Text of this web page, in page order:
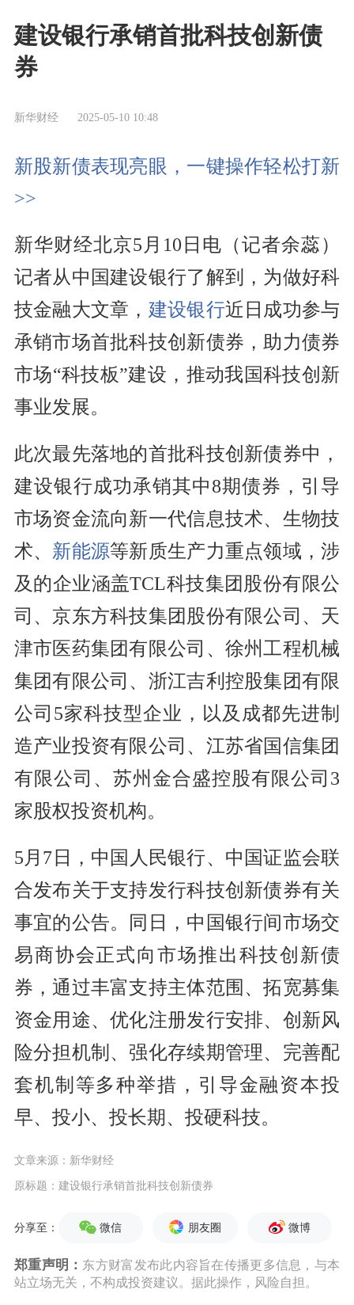
建设银行承销首批科技创新债
券
新华财经 2025-05-10 10:48
新股新债表现亮眼，一键操作轻松打新
>>
新华财经北京5月10日电（记者余蕊）
记者从中国建设银行了解到，为做好科
技金融大文章， 建设银行近日成功参与
承销市场首批科技创新债券，助力债券
市场“科技板”建设，推动我国科技创新
事业发展。
此次最先落地的首批科技创新债券中，
建设银行成功承销其中8期债券，引导
市场资金流向新一代信息技术、生物技
术、 新能源等新质生产力重点领域，涉
及的企业涵盖TCL科技集团股份有限公
司、京东方科技集团股份有限公司、天
津市医药集团有限公司、徐州工程机械
集团有限公司、浙江吉利控股集团有限
公司5家科技型企业，以及成都先进制
造产业投资有限公司、江苏省国信集团
有限公司、苏州金合盛控股有限公司3
家股权投资机构。
5月7日，中国人民银行、中国证监会联
合发布关于支持发行科技创新债券有关
事宜的公告。同日，中国银行间市场交
易商协会正式向市场推出科技创新债
券，通过丰富支持主体范围、拓宽募集
资金用途、优化注册发行安排、创新风
险分担机制、强化存续期管理、完善配
套机制等多种举措，引导金融资本投
早、投小、投长期、投硬科技。
文章来源：新华财经
原标题：建设银行承销首批科技创新债券
分享至： 微信 朋友圈 微博
郑重声明： 东方财富发布此内容旨在传播更多信息，与本
站立场无关，不构成投资建议。据此操作，风险自担。